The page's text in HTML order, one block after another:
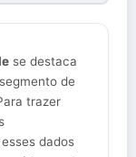
se destaca
de
trazer
dados